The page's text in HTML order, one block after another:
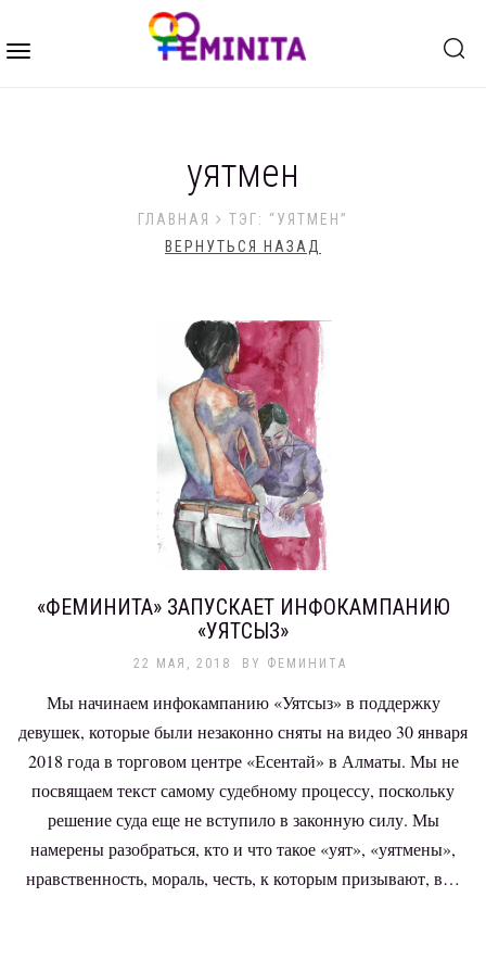
Toggle
уятмен
ГЛАВНАЯ
ТЭГ: “УЯТМЕН”
ВЕРНУТЬСЯ НАЗАД
«ФЕМИНИТА» ЗАПУСКАЕТ ИНФОКАМПАНИЮ
«УЯТСЫЗ»
22 МАЯ, 2018 BY ФЕМИНИТА
Мы начинаем инфокампанию «Уятсыз» в поддержку
девушек, которые были незаконно сняты на видео 30 января
2018 года в торговом центре «Есентай» в Алматы. Мы не
посвящаем текст самому судебному процессу, поскольку
решение суда еще не вступило в законную силу. Мы
намерены разобраться, кто и что такое «уят», «уятмены»,
нравственность, мораль, честь, к которым призывают, в…